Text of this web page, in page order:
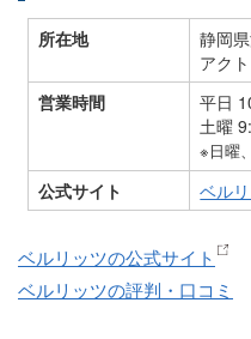
所在地
静岡
アク
営業時間
平日
土曜
※日曜
公式サイト ベル
ベルリッツの公式サイト
ベルリッツの評判・口コミ